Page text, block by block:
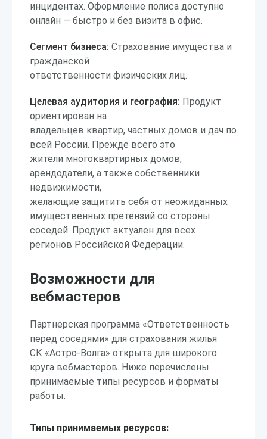
инцидентах. Оформление полиса доступно
онлайн — быстро и без визита в офис.
Сегмент бизнеса: Страхование имущества и
гражданской
ответственности физических лиц.
Целевая аудитория и география: Продукт
ориентирован на
владельцев квартир, частных домов и дач по
всей России. Прежде всего это
жители многоквартирных домов,
арендодатели, а также собственники
недвижимости,
желающие защитить себя от неожиданных
имущественных претензий со стороны
соседей. Продукт актуален для всех
регионов Российской Федерации.
Возможности для
вебмастеров
Партнерская программа «Ответственность
перед соседями» для страхования жилья
СК «Астро-Волга» открыта для широкого
круга вебмастеров. Ниже перечислены
принимаемые типы ресурсов и форматы
работы.
Типы принимаемых ресурсов: